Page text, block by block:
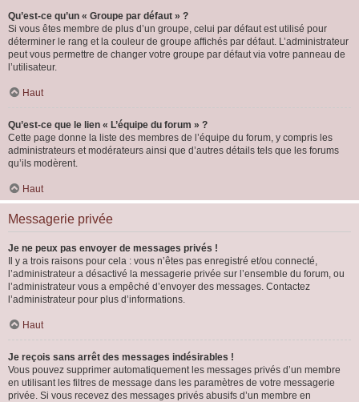
Qu’est-ce qu’un « Groupe par défaut » ?
Si vous êtes membre de plus d’un groupe, celui par défaut est utilisé pour
déterminer le rang et la couleur de groupe affichés par défaut. L’administrateur
peut vous permettre de changer votre groupe par défaut via votre panneau de
l’utilisateur.
Haut
Qu’est-ce que le lien « L’équipe du forum » ?
Cette page donne la liste des membres de l’équipe du forum, y compris les
administrateurs et modérateurs ainsi que d’autres détails tels que les forums
qu’ils modèrent.
Haut
Messagerie privée
Je ne peux pas envoyer de messages privés !
Il y a trois raisons pour cela : vous n’êtes pas enregistré et/ou connecté,
l’administrateur a désactivé la messagerie privée sur l’ensemble du forum, ou
l’administrateur vous a empêché d’envoyer des messages. Contactez
l’administrateur pour plus d’informations.
Haut
Je reçois sans arrêt des messages indésirables !
Vous pouvez supprimer automatiquement les messages privés d’un membre
en utilisant les filtres de message dans les paramètres de votre messagerie
privée. Si vous recevez des messages privés abusifs d’un membre en